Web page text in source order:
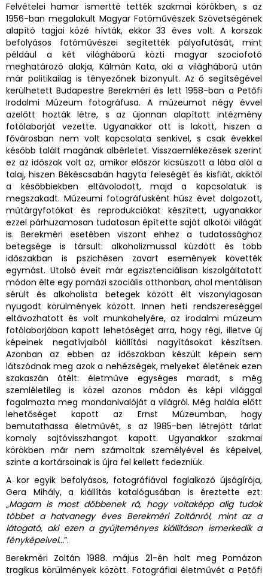
Felvételei hamar ismertté tették szakmai körökben, s az
1956-ban megalakult Magyar Fotóművészek Szövetségének
alapító tagjai közé hívták, ekkor 33 éves volt. A korszak
befolyásos fotóművészei segítették pályafutását, mint
például a két világháború közti magyar szociofotó
meghatározó alakja, Kálmán Kata, aki a világháború után
már politikailag is tényezőnek bizonyult. Az ő segítségével
kerülhetett Budapestre Berekméri és lett 1958-ban a Petőfi
Irodalmi Múzeum fotográfusa. A múzeumot négy évvel
azelőtt hozták létre, s az újonnan alapított intézmény
fotólaborját vezette. Ugyanakkor ott is lakott, hiszen a
fővárosban nem volt kapcsolata senkivel, s csak évekkel
később talált magának albérletet. Visszaemlékezések szerint
ez az időszak volt az, amikor először kicsúszott a lába alól a
talaj, hiszen Békéscsabán hagyta feleségét és kisfiát, akiktől
a későbbiekben eltávolodott, majd a kapcsolatuk is
megszakadt. Múzeumi fotográfusként húsz évet dolgozott,
műtárgyfotókat és reprodukciókat készített, ugyanakkor
ezzel párhuzamosan tudatosan építette saját alkotói világát
is. Berekméri esetében viszont ehhez a tudatossághoz
betegsége is társult: alkoholizmussal küzdött és több
időszakban is pszichésen zavart események követték
egymást. Utolsó éveit már egzisztenciálisan kiszolgáltatott
módon élte egy pomázi szociális otthonban, ahol mentálisan
sérült és alkoholista betegek között élt viszonylagosan
nyugodt körülmények között. Innen heti rendszereséggel
eltávozhatott és volt munkahelyére, az irodalmi múzeum
fotólaborjában kapott lehetőséget arra, hogy régi, illetve új
képeinek negatívjaiból kiállítási nagyításokat készítsen.
Azonban az ebben az időszakban készült képein sem
látszódnak meg azok a nehézségek, melyeket életének ezen
szakaszán átélt: életműve egységes maradt, s még
szemléletileg is közel azonos módon és képi világgal
fogalmazta meg mondanivalóját a világról. Még halála előtt
lehetőséget kapott az Ernst Múzeumban, hogy
bemutathassa életművét, s az 1985-ben létrejött tárlat
komoly sajtóvisszhangot kapott. Ugyanakkor szakmai
körökben már nem számoltak személyével és képeivel,
szinte a kortársainak is újra fel kellett fedezniük.
A kor egyik befolyásos, fotográfiával foglalkozó újságírója,
Gera Mihály, a kiállítás katalógusában is éreztette ezt:
„Magam is most döbbenek rá, hogy voltaképp alig tudok
többet a hatvanegy éves Berekméri Zoltánról, mint az a
látogató, aki ezen a gyűjteményes kiállításon ismerkedik a
fényképeivel...”.
Berekméri Zoltán 1988. május 21-én halt meg Pomázon
tragikus körülmények között. Fotográfiai életművét a Petőfi